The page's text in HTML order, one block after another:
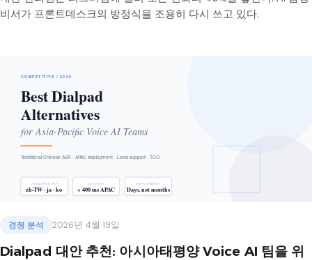
비서가 프론트데스크의 방정식을 조용히 다시 쓰고 있다.
경쟁 분석 2026년 4월 19일
Dialpad 대안 추천: 아시아태평양 Voice AI 팀을 위